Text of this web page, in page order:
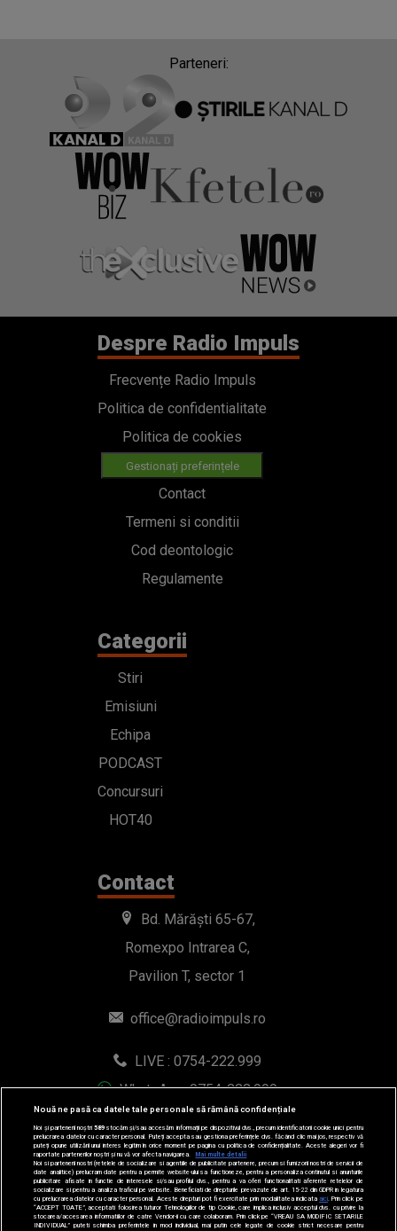
Parteneri:
Despre Radio Impuls
Frecvențe Radio Impuls
Politica de confidentialitate
Politica de cookies
Gestionați preferințele
Contact
Termeni si conditii
Cod deontologic
Regulamente
Categorii
Stiri
Emisiuni
Echipa
PODCAST
Concursuri
HOT40
Contact
Bd. Mărăști 65-67,
Romexpo Intrarea C,
Pavilion T, sector 1
office@radioimpuls.ro
LIVE : 0754-222.999
WhatsApp: 0754-222.999
Nouă ne pasă ca datele tale personale să rămână confidențiale
Noi și partenerii noștri589stocăm și/sau accesăm informații pe dispozitivul dvs., precum identificatorii cookie unici pentru
prelucrarea datelor cu caracter personal. Puteți accepta sau gestiona preferințele dvs. făcând clic mai jos, respectiv vă
puteți opune utilizării unui interes legitim în orice moment pe pagina cu politica de confidențialitate. Aceste alegeri vor fi
raportate partenerilor noștri și nu vă vor afecta navigarea.
Mai multe detalii
Noi si partenerii nostri (retelele de socializare si agentiile de publicitate partenere, precum si furnizorii nostri de servicii de
date analitice) prelucram date pentru a permite website-ului sa functioneze, pentru a personaliza continutul si anunturile
publicitare afisate in functie de interesele si/sau profilul dvs., pentru a va oferi functionalitati aferente retelelor de
socializare si pentru a analiza traficul pe website. Beneficiati de drepturile prevazute de art. 15-22 din GDPR in legatura
cu prelucrarea datelor cu caracter personal. Aceste drepturi pot fi exercitate prin modalitatea indicataaici . Prin click pe
“ACCEPT TOATE”, acceptati folosirea tuturor Tehnologiilor de tip Cookie, care implica inclusiv acceptul dvs. cu privire la
stocarea/accesarea informatiilor de catre Vendor-ii cu care colaboram. Prin click pe “VREAU SA MODIFIC SETARILE
INDIVIDUAL” puteti schimba preferintele in mod individual, mai putin cele legate de cookie strict necesare pentru